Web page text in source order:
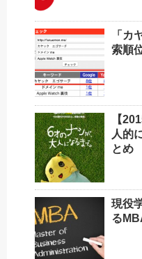
「
索順
【
人的
とめ
現役
る